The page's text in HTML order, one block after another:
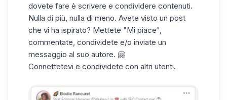
dovete fare è scrivere e condividere contenuti.
Nulla di più, nulla di meno. Avete visto un post
che vi ha ispirato? Mettete "Mi piace",
commentate, condividete e/o inviate un
messaggio al suo autore. 🤗
Connettetevi e condividete con altri utenti.